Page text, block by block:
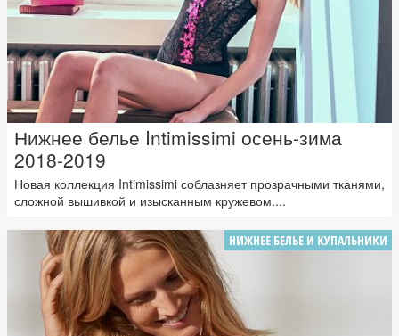
Нижнее белье Intimissimi осень-зима
2018-2019
Новая коллекция Intimissimi соблазняет прозрачными тканями,
сложной вышивкой и изысканным кружевом....
НИЖНЕЕ БЕЛЬЕ И КУПАЛЬНИКИ